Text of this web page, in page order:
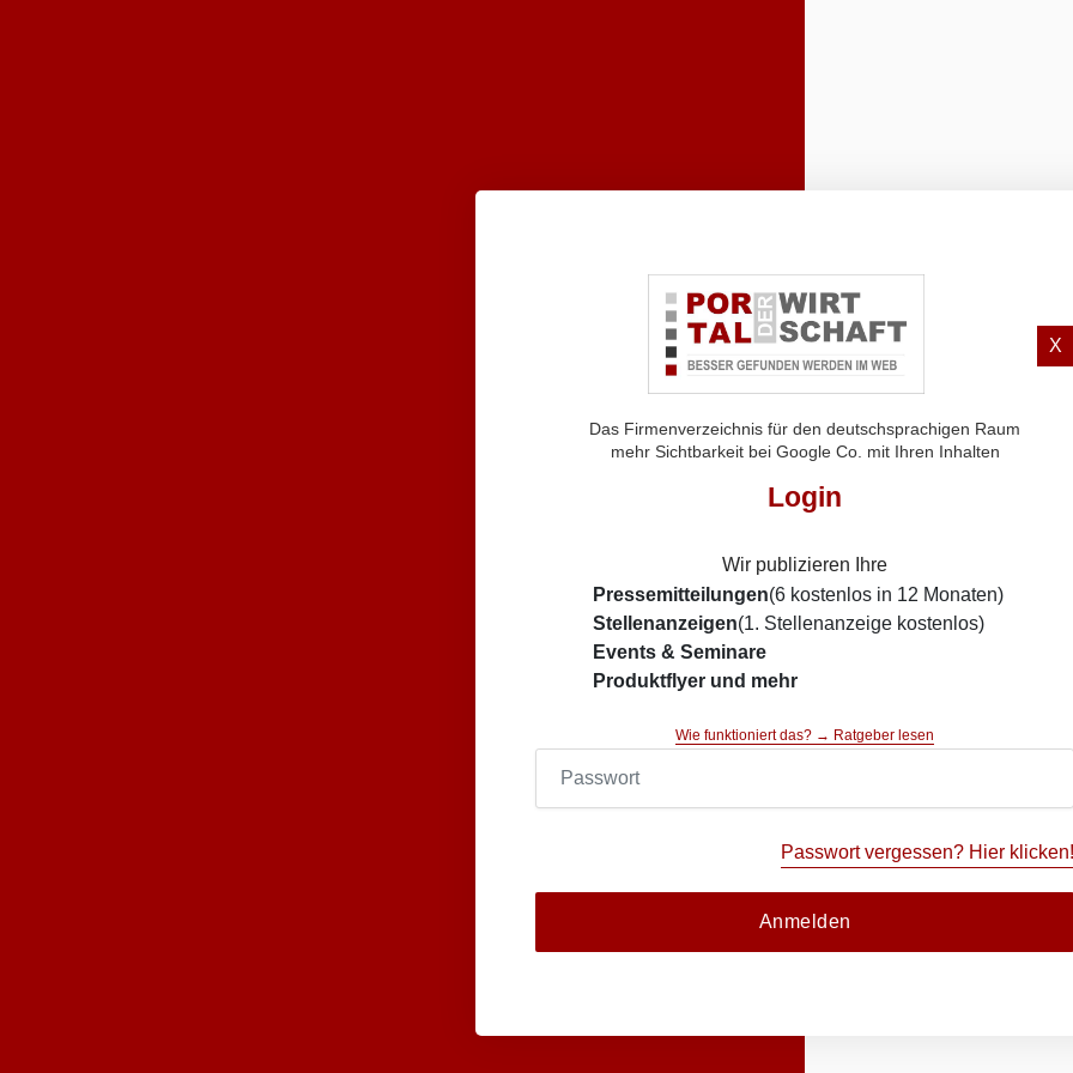
X
Das Firmenverzeichnis für den deutschsprachigen Raum
mehr Sichtbarkeit bei Google Co. mit Ihren Inhalten
Login
Wir publizieren Ihre
Pressemitteilungen(6 kostenlos in 12 Monaten)
Stellenanzeigen(1. Stellenanzeige kostenlos)
Events & Seminare
Produktflyer und mehr
Wie funktioniert das? → Ratgeber lesen
Passwort vergessen? Hier klicken!
Anmelden